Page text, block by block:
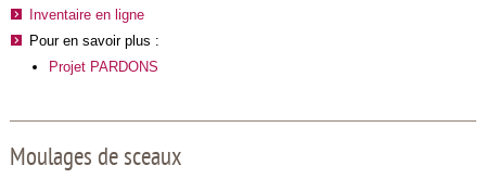
Inventaire en ligne
Pour en savoir plus :
Projet PARDONS
Moulages de sceaux